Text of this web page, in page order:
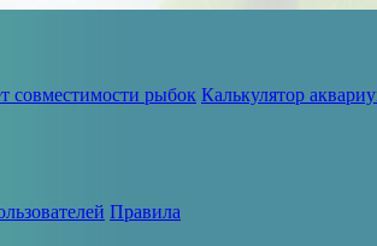
совместимости рыбок Калькулятор
Правила